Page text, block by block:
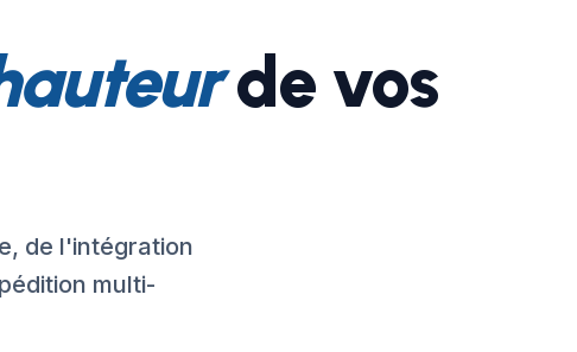
de vos
de l'intégration
multi-